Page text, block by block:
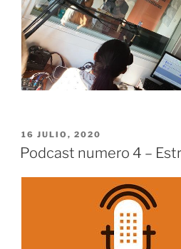
PUBLICADO
EL
16 JULIO, 2020
Podcast numero 4 –